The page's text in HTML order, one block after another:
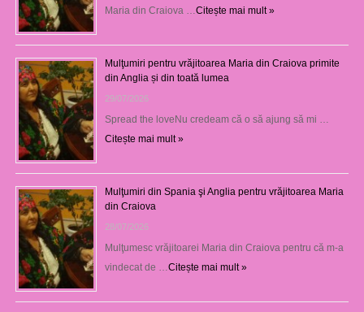
Maria din Craiova …Citește mai mult »
Mulţumiri pentru vrăjitoarea Maria din Craiova primite
din Anglia și din toată lumea
29/07/2026
Spread the loveNu credeam că o să ajung să mi …
Citește mai mult »
Mulţumiri din Spania şi Anglia pentru vrăjitoarea Maria
din Craiova
28/07/2026
Mulţumesc vrăjitoarei Maria din Craiova pentru că m-a
vindecat de …Citește mai mult »